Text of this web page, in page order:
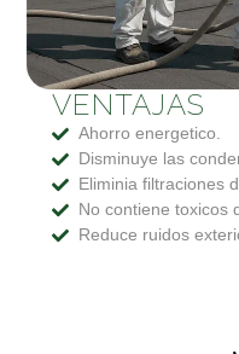
VENTAJAS
Ahorro energetico.
Disminuye las
Eliminia filtraciones
No contiene toxicos
Reduce ruidos